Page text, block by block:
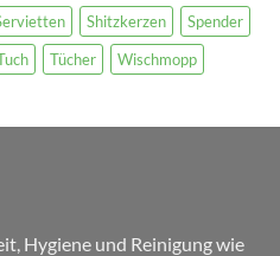
Shitzkerzen
Spender
Tücher Wischmopp
Hygiene und Reinigung wie